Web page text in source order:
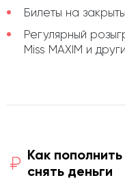
Билеты на
Регулярный
Miss MAXIM и
Как
снять деньги